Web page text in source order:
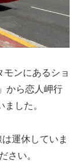
ンにあるショ
から恋人岬行
した。
運休していま
さい。